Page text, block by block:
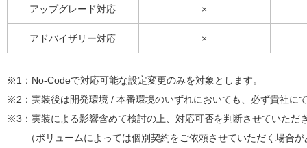
アップグレード対応 ×
アドバイザリー対応 ×
※1：No-Codeで対応可能な設定変更のみを対象とします。
※2：実装後は開発環境 / 本番環境のいずれにおいても、必ず貴社に
※3：実装による影響含めて検討の上、対応可否を判断させていただ
（ボリュームによっては個別契約をご依頼させていただく場合が